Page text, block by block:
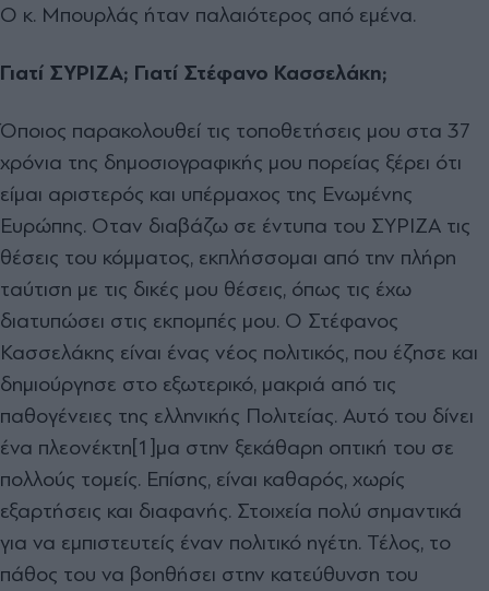
Ο κ. Μπουρλάς ήταν παλαιότερος από εμένα.
Γιατί ΣΥΡΙΖΑ; Γιατί Στέφανο Κασσελάκη;
Όποιος παρακολουθεί τις τοποθετήσεις μου στα 37
χρόνια της δημοσιογραφικής μου πορείας ξέρει ότι
είμαι αριστερός και υπέρμαχος της Ενωμένης
Ευρώπης. Οταν διαβάζω σε έντυπα του ΣΥΡΙΖΑ τις
θέσεις του κόμματος, εκπλήσσομαι από την πλήρη
ταύτιση με τις δικές μου θέσεις, όπως τις έχω
διατυπώσει στις εκπομπές μου. Ο Στέφανος
Κασσελάκης είναι ένας νέος πολιτικός, που έζησε και
δημιούργησε στο εξωτερικό, μακριά από τις
παθογένειες της ελληνικής Πολιτείας. Αυτό του δίνει
ένα πλεονέκτη[1]μα στην ξεκάθαρη οπτική του σε
πολλούς τομείς. Επίσης, είναι καθαρός, χωρίς
εξαρτήσεις και διαφανής. Στοιχεία πολύ σημαντικά
για να εμπιστευτείς έναν πολιτικό ηγέτη. Τέλος, το
πάθος του να βοηθήσει στην κατεύθυνση του